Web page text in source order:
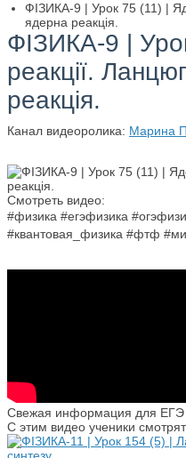
ФІЗИКА-9 | Урок 75 (11) |
ядерна реакція.
ФІЗИКА-9 |
реакції.
реакція.
Канал видеоролика: Марина
Смотреть видео:
#физика #егэфизика
#квантовая_физика #фтф
Свежая информация для ЕГЭ
С этим видео ученики